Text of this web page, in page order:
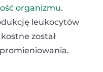
organizmu.
leukocytów
został